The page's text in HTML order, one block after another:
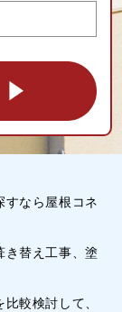
すなら屋根コネ
き替え工事、塗
較検討して、